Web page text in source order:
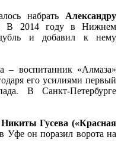
набрать Александру
В 2014 году в Нижнем
и добавил к нему
воспитанник «Алмаза»
его усилиями первый
В Санкт-Петербурге
Никиты Гусева («Красная
Уфе он поразил ворота на